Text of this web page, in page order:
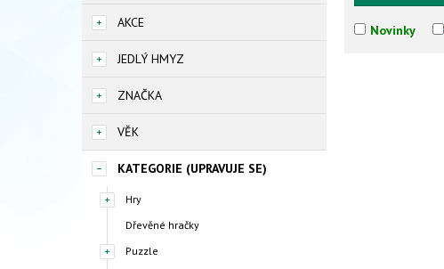
AKCE
JEDLÝ HMYZ
ZNAČKA
VĚK
KATEGORIE (UPRAVUJE SE)
Hry
Dřevěné hračky
Puzzle
Novinky